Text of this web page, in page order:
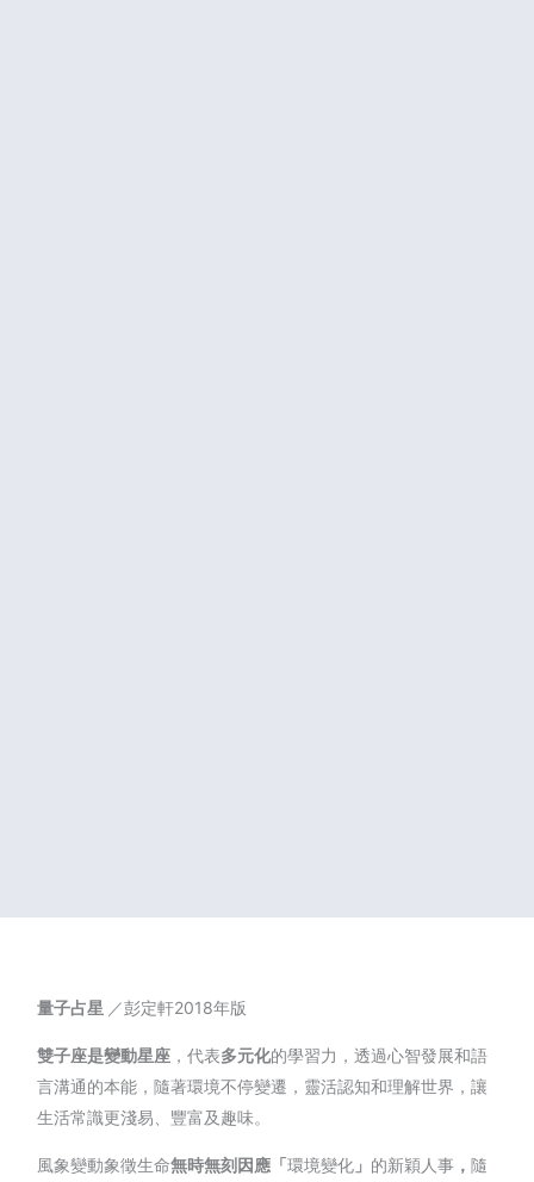
量子占星 ／彭定軒2018年版
雙子座是變動星座 ，代表多元化的學習力，透過心智發展和語
言溝通的本能，隨著環境不停變遷，靈活認知和理解世界，讓
生活常識更淺易、豐富及趣味。
風象變動象徵生命無時無刻因應 「環境變化 」 的新穎人事 ，隨